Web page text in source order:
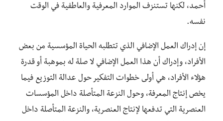
أحمد، لكنها تستنزف الموارد المعرفية والعاطفية في الوقت
نفسه.
إن إدراك العمل الإضافي الذي تتطلبه الحياة المؤسسية من بعض
الأفراد، وإدراك أن هذا العمل الإضافي لا صلة له بموهبة أو قدرة
هؤلاء الأفراد، هي أولى خطوات التفكير حول عدالة التوزيع فيما
يخص إنتاج المعرفة، وحول النزعة المتأصلة داخل المؤسسات
العنصرية التي تدفعها لإنتاج العنصرية، والنزعة المتأصلة داخل